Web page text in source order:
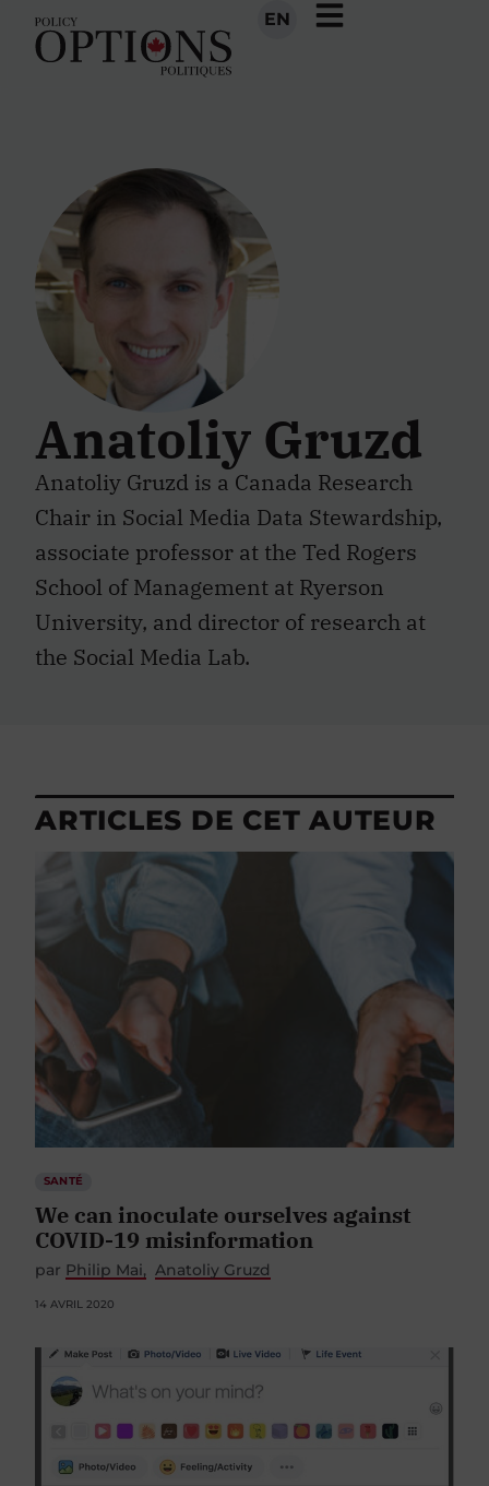
EN
Anatoliy Gruzd
Anatoliy Gruzd is a Canada Research
Chair in Social Media Data Stewardship,
associate professor at the Ted Rogers
School of Management at Ryerson
University, and director of research at
the Social Media Lab.
ARTICLES DE CET AUTEUR
SANTÉ
We can inoculate ourselves against
COVID-19 misinformation
par Philip Mai Anatoliy Gruzd
14 AVRIL 2020